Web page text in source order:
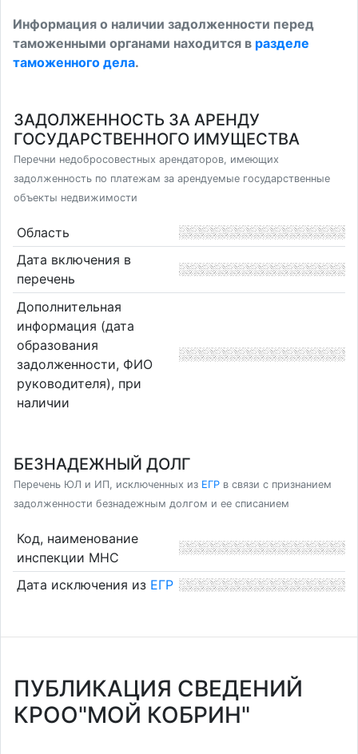
Информация о наличии задолженности перед
таможенными органами находится в разделе
таможенного дела.
ЗАДОЛЖЕННОСТЬ ЗА АРЕНДУ
ГОСУДАРСТВЕННОГО ИМУЩЕСТВА
Перечни недобросовестных арендаторов, имеющих
задолженность по платежам за арендуемые государственные
объекты недвижимости
Область
Дата включения в
перечень
Дополнительная
информация (дата
образования
задолженности, ФИО
руководителя), при
наличии
БЕЗНАДЕЖНЫЙ ДОЛГ
Перечень ЮЛ и ИП, исключенных из ЕГР в связи с признанием
задолженности безнадежным долгом и ее списанием
Код, наименование
инспекции МНС
Дата исключения из ЕГР
ПУБЛИКАЦИЯ СВЕДЕНИЙ
КРОО"МОЙ КОБРИН"